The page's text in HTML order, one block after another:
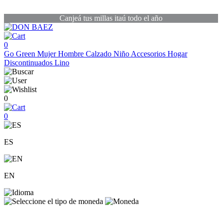
Canjeá tus millas itaú todo el año
0
Go Green MujerHombre Calzado Niño Accesorios Hogar
Discontinuados Lino
0
0
ES
EN